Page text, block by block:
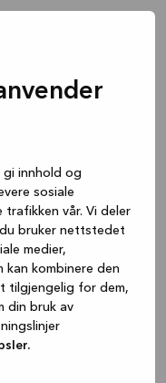
gi innhold og
sosiale
trafikken vår. Vi deler
bruker nettstedet
medier,
kan kombinere den
tilgjengelig for dem,
din bruk av